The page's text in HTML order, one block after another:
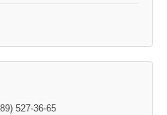
527-36-65